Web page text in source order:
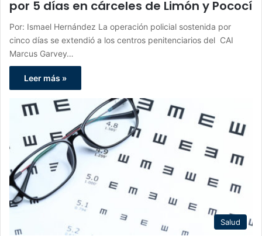
por 5 días en cárceles de Limón y Pococí
Por: Ismael Hernández La operación policial sostenida por
cinco días se extendió a los centros penitenciarios del CAI
Marcus Garvey…
Leer más »
Salud